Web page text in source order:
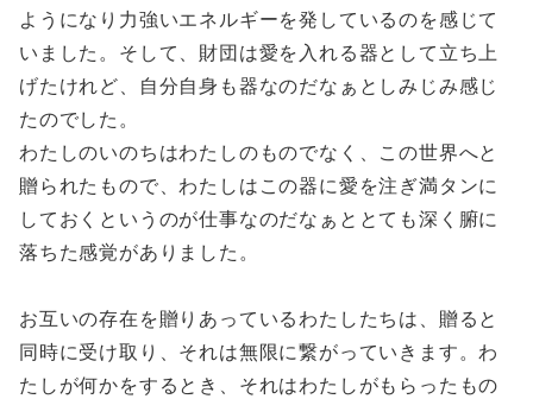
ようになり力強いエネルギーを発しているのを感じて
いました。そして、財団は愛を入れる器として立ち上
げたけれど、自分自身も器なのだなぁとしみじみ感じ
たのでした。
わたしのいのちはわたしのものでなく、この世界へと
贈られたもので、わたしはこの器に愛を注ぎ満タンに
しておくというのが仕事なのだなぁととても深く腑に
落ちた感覚がありました。
お互いの存在を贈りあっているわたしたちは、贈ると
同時に受け取り、それは無限に繋がっていきます。わ
たしが何かをするとき、それはわたしがもらったもの